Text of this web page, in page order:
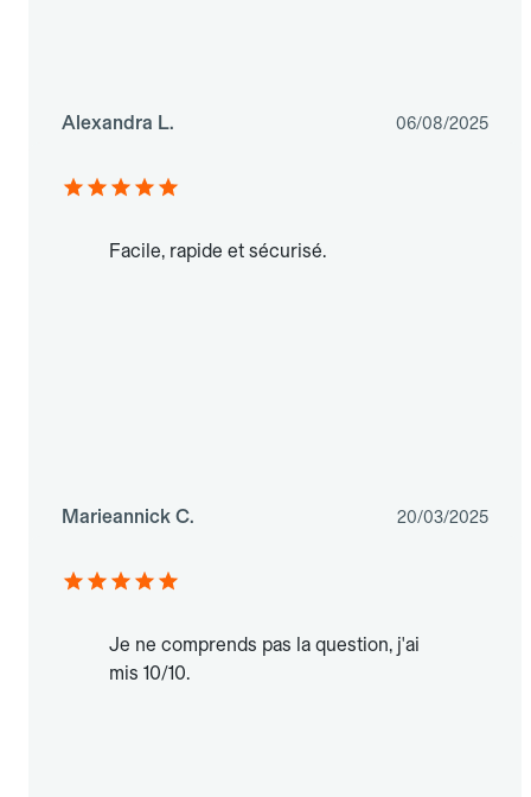
Alexandra L. 06/08/2025
Facile, rapide et sécurisé.
Marieannick C. 20/03/2025
Je ne comprends pas la question, j'ai
mis 10/10.